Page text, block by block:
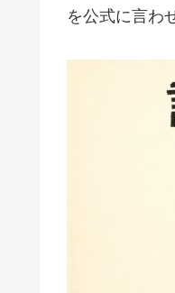
を公式に言わ